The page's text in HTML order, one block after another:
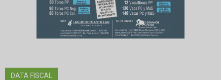
DATA FISCAL